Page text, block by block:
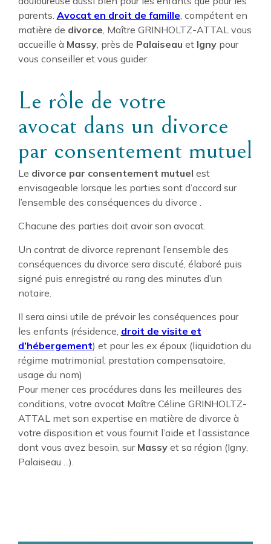
parents. Avocat en droit de famille , compétent en
matière de divorce , Maître GRINHOLTZ-ATTAL vous
accueille à Massy, près de Palaiseau et Igny pour
vous conseiller et vous guider.
Le rôle de votre
avocat dans un divorce
par consentement mutuel
Le divorce par consentement mutuel est
envisageable lorsque les parties sont d’accord sur
l’ensemble des conséquences du divorce .
Chacune des parties doit avoir son avocat.
Un contrat de divorce reprenant l’ensemble des
conséquences du divorce sera discuté, élaboré puis
signé puis enregistré au rang des minutes d’un
notaire.
Il sera ainsi utile de prévoir les conséquences pour
les enfants (résidence, droit de visite et
d’hébergement) et pour les ex époux (liquidation du
régime matrimonial, prestation compensatoire,
usage du nom)
Pour mener ces procédures dans les meilleures des
conditions, votre avocat Maître Céline GRINHOLTZ-
ATTAL met son expertise en matière de divorce à
votre disposition et vous fournit l’aide et l’assistance
dont vous avez besoin, sur Massyet sa région (Igny,
Palaiseau ...).